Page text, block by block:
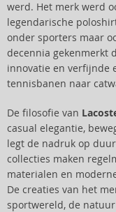
werd. Het merk werd
legendarische
onder sporters maar
decennia gekenmerkt
innovatie en verfijnde
tennisbanen naar
De filosofie van
casual elegantie,
legt de nadruk op
collecties maken
materialen en
De creaties van het
sportwereld, de